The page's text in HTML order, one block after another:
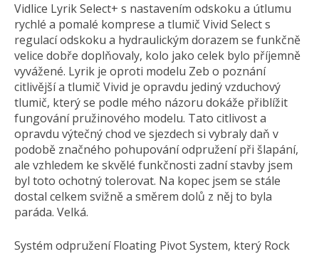
Vidlice Lyrik Select+ s nastavením odskoku a útlumu
rychlé a pomalé komprese a tlumič Vivid Select s
regulací odskoku a hydraulickým dorazem se funkčně
velice dobře doplňovaly, kolo jako celek bylo příjemně
vyvážené. Lyrik je oproti modelu Zeb o poznání
citlivější a tlumič Vivid je opravdu jediný vzduchový
tlumič, který se podle mého názoru dokáže přiblížit
fungování pružinového modelu. Tato citlivost a
opravdu výtečný chod ve sjezdech si vybraly daň v
podobě značného pohupování odpružení při šlapání,
ale vzhledem ke skvělé funkčnosti zadní stavby jsem
byl toto ochotný tolerovat. Na kopec jsem se stále
dostal celkem svižně a směrem dolů z něj to byla
paráda. Velká.
Systém odpružení Floating Pivot System, který Rock